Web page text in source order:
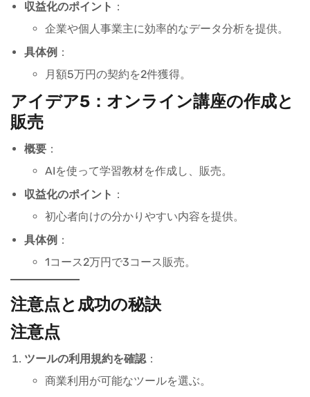
収益化のポイント ：
企業や個人事業主に効率的なデータ分析を提供。
具体例 ：
月額5万円の契約を2件獲得。
アイデア5：オンライン講座の作成と
販売
概要 ：
AIを使って学習教材を作成し、販売。
収益化のポイント ：
初心者向けの分かりやすい内容を提供。
具体例 ：
1コース2万円で3コース販売。
注意点と成功の秘訣
注意点
ツールの利用規約を確認：
商業利用が可能なツールを選ぶ。